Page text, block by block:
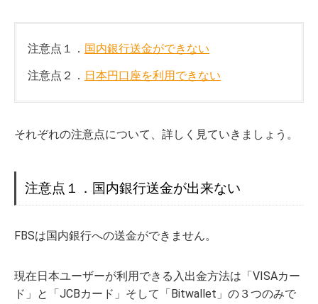
注意点１． 国内銀行送金ができない
注意点２． 日本円口座を利用できない
それぞれの注意点について、詳しく見ていきましょう。
注意点１．国内銀行送金が出来ない
FBSは国内銀行への送金ができません。
現在日本ユーザーが利用できる入出金方法は「VISAカー
ド」と「JCBカード」そして「Bitwallet」の３つのみで